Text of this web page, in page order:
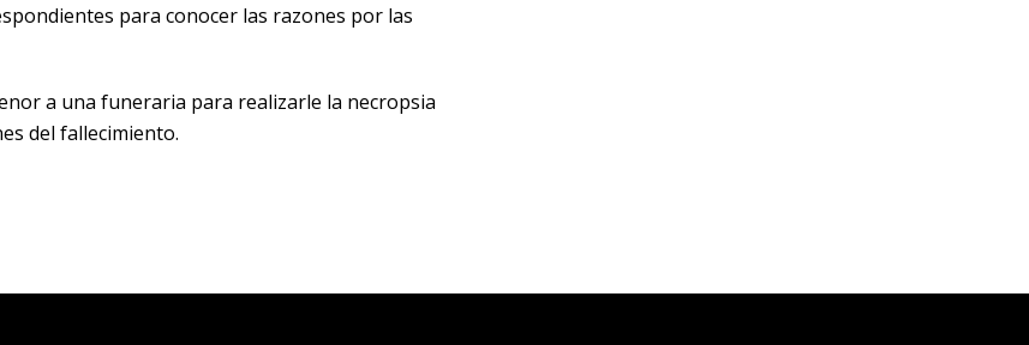
para conocer las razones por las
a una funeraria para realizarle la necropsia
del fallecimiento.